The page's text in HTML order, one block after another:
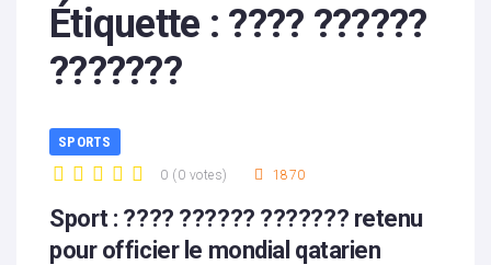
Étiquette : ???? ??????
???????
SPORTS
0 ( 0 votes) 1870
Sport : ???? ?????? ??????? retenu
pour officier le mondial qatarien